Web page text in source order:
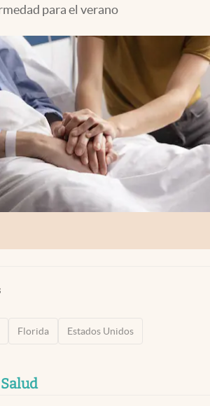
para el verano
Florida Estados Unidos
Salud